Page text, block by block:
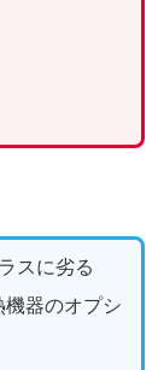
スに劣る
器のオプシ